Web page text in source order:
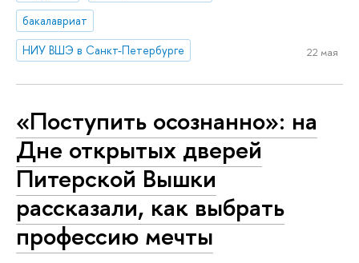
бакалавриат
НИУ ВШЭ в Санкт-Петербурге
22 мая
«Поступить осознанно»: на
Дне открытых дверей
Питерской Вышки
рассказали, как выбрать
профессию мечты